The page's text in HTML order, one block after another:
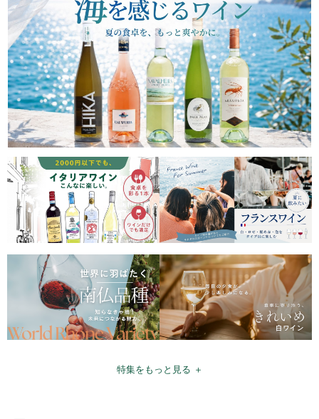
特集をもっと見る ＋